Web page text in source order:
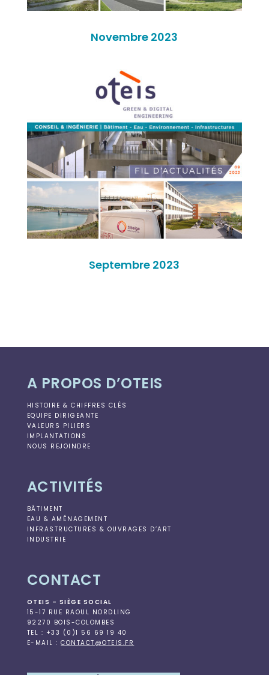
Novembre 2023
Septembre 2023
A PROPOS D’OTEIS
HISTOIRE & CHIFFRES CLÉS
EQUIPE DIRIGEANTE
VALEURS PILIERS
IMPLANTATIONS
NOUS REJOINDRE
ACTIVITÉS
BÂTIMENT
EAU & AMÉNAGEMENT
INFRASTRUCTURES & OUVRAGES D’ART
INDUSTRIE
CONTACT
OTEIS – SIÈGE SOCIAL
15-17 RUE RAOUL NORDLING
92270 BOIS-COLOMBES
TEL : +33 (0)1 56 69 19 40
E-MAIL :CONTACT@OTEIS.FR